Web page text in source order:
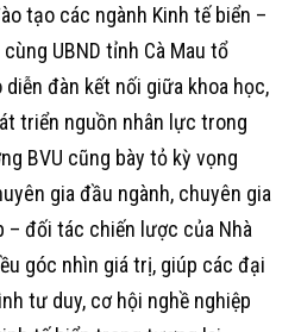
tạo các ngành Kinh tế biển –
UBND tỉnh Cà Mau tổ
đàn kết nối giữa khoa học,
triển nguồn nhân lực trong
BVU cũng bày tỏ kỳ vọng
gia đầu ngành, chuyên gia
– đối tác chiến lược của Nhà
góc nhìn giá trị, giúp các đại
tư duy, cơ hội nghề nghiệp